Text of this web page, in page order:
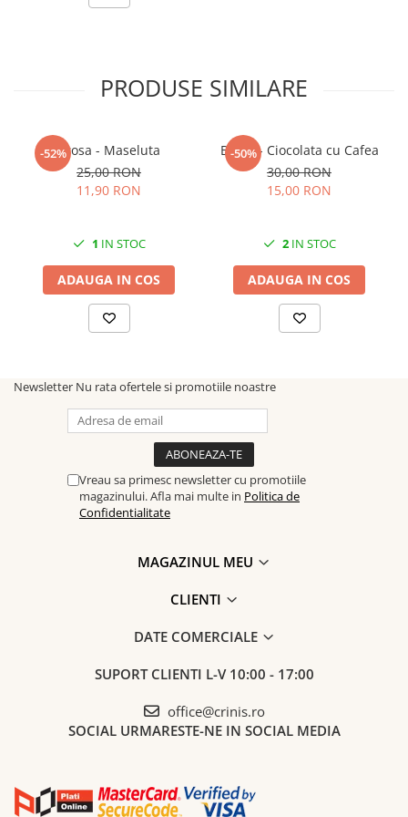
PRODUSE SIMILARE
-52%Brosa - Maseluta
25,00 RON
11,90 RON
1 IN STOC
ADAUGA IN COS
-50%
Brosa - Ciocolata cu Cafea
30,00 RON
15,00 RON
2IN STOC
ADAUGA IN COS
Newsletter Nu rata ofertele si promotiile noastre
Vreau sa primesc newsletter cu promotiile
magazinului. Afla mai multe in Politica de
Confidentialitate
MAGAZINUL MEU
CLIENTI
DATE COMERCIALE
SUPORT CLIENTI L-V 10:00 - 17:00
office@crinis.ro
SOCIAL URMARESTE-NE IN SOCIAL MEDIA